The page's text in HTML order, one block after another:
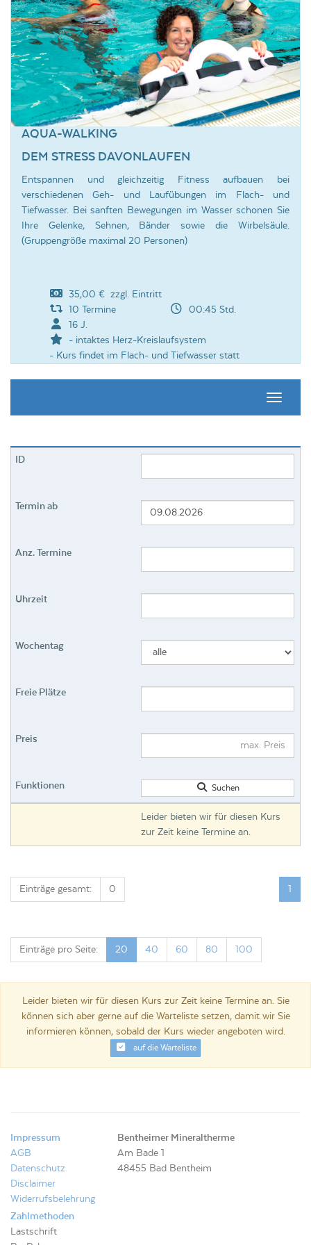
AQUA-WALKING
DEM STRESS DAVONLAUFEN
Entspannen und gleichzeitig Fitness aufbauen bei
verschiedenen Geh- und Laufübungen im Flach- und
Tiefwasser. Bei sanften Bewegungen im Wasser schonen Sie
Ihre Gelenke, Sehnen, Bänder sowie die Wirbelsäule.
(Gruppengröße maximal 20 Personen)
35,00 € zzgl. Eintritt
10 Termine
00:45 Std.
16 J.
- intaktes Herz-Kreislaufsystem
- Kurs findet im Flach- und Tiefwasser statt
Suchen
Leider bieten wir für diesen Kurs
zur Zeit keine Termine an.
1
Einträge gesamt: 0
Einträge pro Seite: 20 40 60 80 100
Leider bieten wir für diesen Kurs zur Zeit keine Termine an. Sie
können sich aber gerne auf die Warteliste setzen, damit wir Sie
informieren können, sobald der Kurs wieder angeboten wird.
auf die Warteliste
Impressum
AGB
Datenschutz
Disclaimer
Widerrufsbelehrung
Bentheimer Mineraltherme
Am Bade 1
48455 Bad Bentheim
Zahlmethoden
Lastschrift